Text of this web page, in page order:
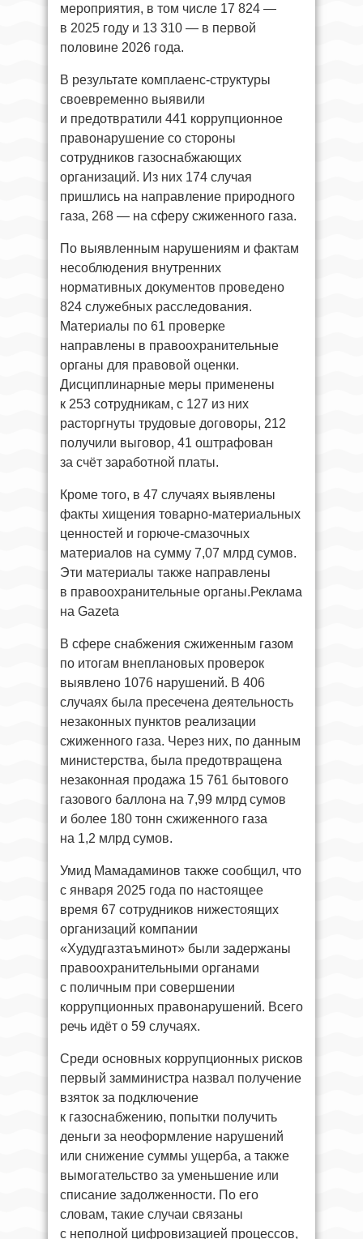
мероприятия, в том числе 17 824 —
в 2025 году и 13 310 — в первой
половине 2026 года.
В результате комплаенс-структуры
своевременно выявили
и предотвратили 441 коррупционное
правонарушение со стороны
сотрудников газоснабжающих
организаций. Из них 174 случая
пришлись на направление природного
газа, 268 — на сферу сжиженного газа.
По выявленным нарушениям и фактам
несоблюдения внутренних
нормативных документов проведено
824 служебных расследования.
Материалы по 61 проверке
направлены в правоохранительные
органы для правовой оценки.
Дисциплинарные меры применены
к 253 сотрудникам, с 127 из них
расторгнуты трудовые договоры, 212
получили выговор, 41 оштрафован
за счёт заработной платы.
Кроме того, в 47 случаях выявлены
факты хищения товарно-материальных
ценностей и горюче-смазочных
материалов на сумму 7,07 млрд сумов.
Эти материалы также направлены
в правоохранительные органы.Реклама
на Gazeta
В сфере снабжения сжиженным газом
по итогам внеплановых проверок
выявлено 1076 нарушений. В 406
случаях была пресечена деятельность
незаконных пунктов реализации
сжиженного газа. Через них, по данным
министерства, была предотвращена
незаконная продажа 15 761 бытового
газового баллона на 7,99 млрд сумов
и более 180 тонн сжиженного газа
на 1,2 млрд сумов.
Умид Мамадаминов также сообщил, что
с января 2025 года по настоящее
время 67 сотрудников нижестоящих
организаций компании
«Худудгазтаъминот» были задержаны
правоохранительными органами
с поличным при совершении
коррупционных правонарушений. Всего
речь идёт о 59 случаях.
Среди основных коррупционных рисков
первый замминистра назвал получение
взяток за подключение
к газоснабжению, попытки получить
деньги за неоформление нарушений
или снижение суммы ущерба, а также
вымогательство за уменьшение или
списание задолженности. По его
словам, такие случаи связаны
с неполной цифровизацией процессов,